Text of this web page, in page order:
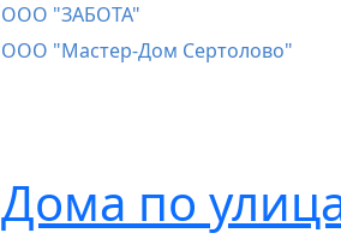
ООО "ЗАБОТА"
ООО "Мастер-Дом Сертолово"
Дома по